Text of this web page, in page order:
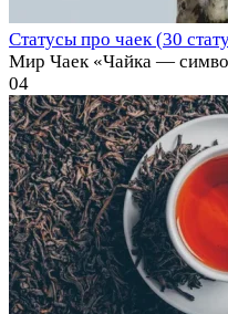
Статусы про чаек (30
Мир Чаек «Чайка —
04